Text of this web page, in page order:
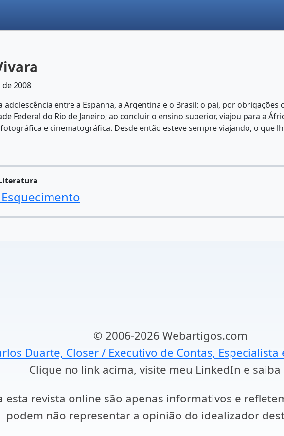
2008
adolescência entre a Espanha, a Argentina e o Brasil: o pai, por
Federal do Rio de Janeiro; ao concluir o ensino superior, viajou para a
e cinematográfica. Desde então esteve sempre viajando, o que
© 2006-2026 Webartigos.com
Duarte, Closer / Executivo de Contas, Especialista
Clique no link acima, visite meu LinkedIn e saiba
esta revista online são apenas informativos e
podem não representar a opinião do idealizador